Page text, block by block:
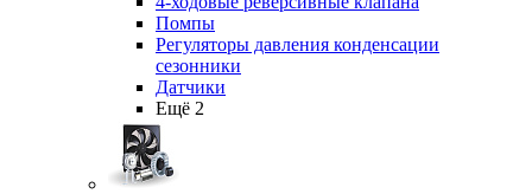
Помпы
Регуляторы давления конденсации
сезонники
Датчики
Ещё 2